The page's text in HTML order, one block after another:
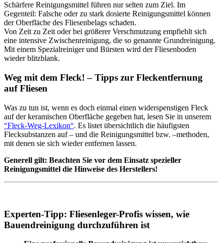
Schärfere Reinigungsmittel führen nur selten zum Ziel. Im
Gegenteil: Falsche oder zu stark dosierte Reinigungsmittel können
der Oberfläche des Fliesenbelags schaden.
Von Zeit zu Zeit oder bei größerer Verschmutzung empfiehlt sich
eine intensive Zwischenreinigung, die so genannte Grundreinigung.
Mit einem Spezialreiniger und Bürsten wird der Fliesenboden
wieder blitzblank.
Weg mit dem Fleck! – Tipps zur Fleckentfernung
auf Fliesen
Was zu tun ist, wenn es doch einmal einen widerspenstigen Fleck
auf der keramischen Oberfläche gegeben hat, lesen Sie in unserem
“Fleck-Weg-Lexikon“. Es listet übersichtlich die häufigsten
Flecksubstanzen auf – und die Reinigungsmittel bzw. –methoden,
mit denen sie sich wieder entfernen lassen.
Generell gilt: Beachten Sie vor dem Einsatz spezieller
Reinigungsmittel die Hinweise des Herstellers!
Experten-Tipp: Fliesenleger-Profis wissen, wie
Bauendreinigung durchzuführen ist